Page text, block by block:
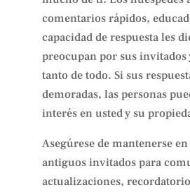
comentarios rápidos,
capacidad de respuesta les
preocupan por sus invitados
tanto de todo. Si sus
demoradas, las personas
interés en usted y su
Asegúrese de mantenerse
antiguos invitados para
actualizaciones,